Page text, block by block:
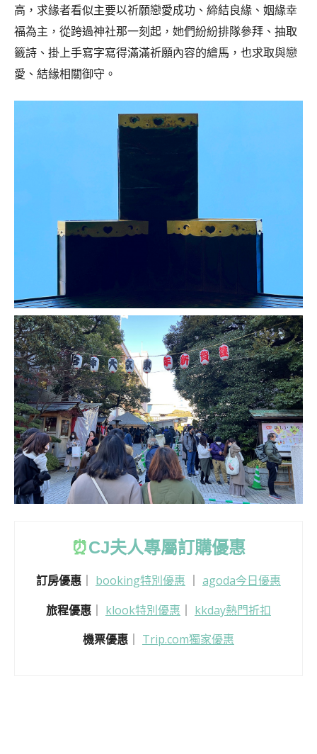
高，求緣者看似主要以祈願戀愛成功、締結良緣、姻緣幸
福為主，從跨過神社那一刻起，她們紛紛排隊參拜、抽取
籤詩、掛上手寫字寫得滿滿祈願內容的繪馬，也求取與戀
愛、結緣相關御守。
⏰CJ夫人專屬訂購優惠
訂房優惠 booking特別優惠
agoda今日優惠
旅程優惠 ｜ klook特別優惠 ｜ kkday熱門折扣
機票優惠
Trip.com獨家優惠